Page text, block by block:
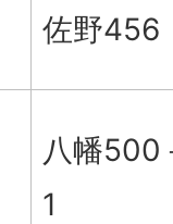
佐野456
八幡500
1